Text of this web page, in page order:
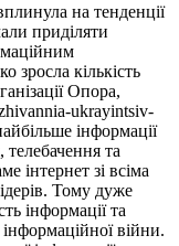
на тенденції
приділяти
зросла кількість
Опора,
ukrayintsiv-
інформації
та
інтернет зі всіма
Тому дуже
інформації та
війни.